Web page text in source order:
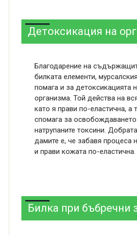
Детоксикация на
Благодарение на
билката елементи,
помага и за детоксикацията
организма. Той действа на
като я прави по-еластична, а
спомага за
натрупаните токсини.
дамите е, че забавя процеса
и прави кожата по-еластична.
Билка при бъбречни